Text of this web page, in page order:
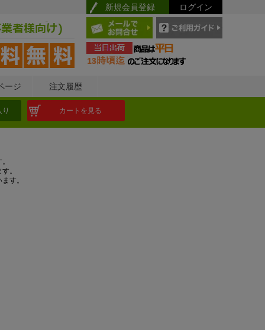
新規会員登録 ログイン
ージ 注文履歴
カートを見る
。
す。